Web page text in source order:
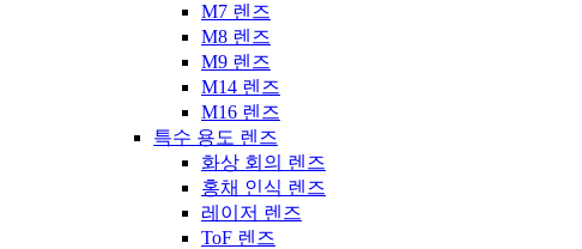
M7 렌즈
M8 렌즈
M9 렌즈
M14 렌즈
M16 렌즈
특수 용도 렌즈
화상 회의 렌즈
홍채 인식 렌즈
레이저 렌즈
ToF 렌즈